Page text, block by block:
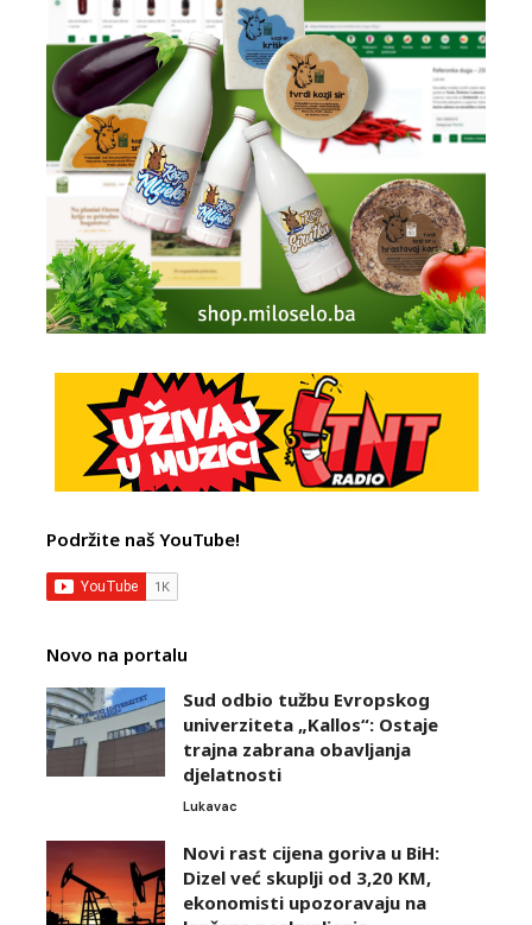
Podržite naš YouTube!
Novo na portalu
Sud odbio tužbu Evropskog
univerziteta „Kallos“: Ostaje
trajna zabrana obavljanja
djelatnosti
Lukavac
Novi rast cijena goriva u BiH:
Dizel već skuplji od 3,20 KM,
ekonomisti upozoravaju na